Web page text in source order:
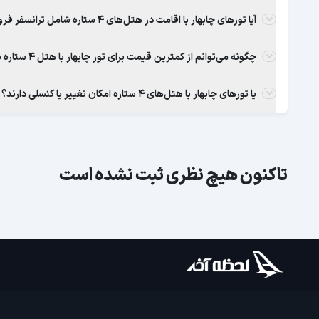
آیا تورهای چابهار با اقامت در هتل‌های 4 ستاره شامل ترانسفر فرودگاهی هستند؟
چگونه می‌توانم از کمترین قیمت برای تور چابهار با هتل 4 ستاره بهره‌مند شوم؟
یا تورهای چابهار با هتل‌های 4 ستاره امکان تغییر یا کنسلی دارند؟
تاکنون هیچ نظری ثبت نشده است